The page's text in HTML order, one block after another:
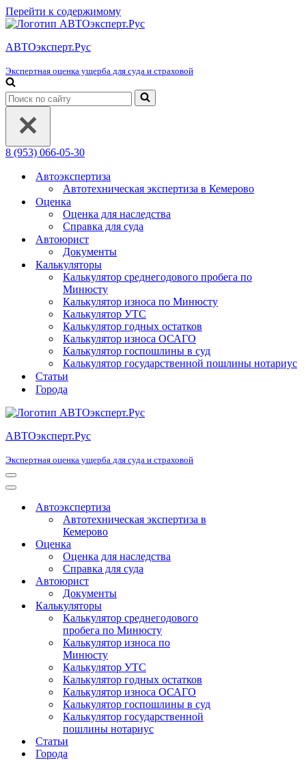
Перейти к содержимому
АВТОэксперт.Рус
Экспертная оценка ущерба для суда и страховой
Искать...
8 (953) 066-05-30
Автоэкспертиза
Автотехническая экспертиза в Кемерово
Оценка
Оценка для наследства
Справка для суда
Автоюрист
Документы
Калькуляторы
Калькулятор среднегодового пробега по
Минюсту
Калькулятор износа по Минюсту
Калькулятор УТС
Калькулятор годных остатков
Калькулятор износа ОСАГО
Калькулятор госпошлины в суд
Калькулятор государственной пошлины нотариус
Статьи
Города
АВТОэксперт.Рус
Экспертная оценка ущерба для суда и страховой
Меню
навигации
Меню
навигацииАвтоэкспертиза
Автотехническая экспертиза в
Кемерово
Оценка
Оценка для наследства
Справка для суда
Автоюрист
Документы
Калькуляторы
Калькулятор среднегодового
пробега по Минюсту
Калькулятор износа по
Минюсту
Калькулятор УТС
Калькулятор годных остатков
Калькулятор износа ОСАГО
Калькулятор госпошлины в суд
Калькулятор государственной
пошлины нотариус
Статьи
Города